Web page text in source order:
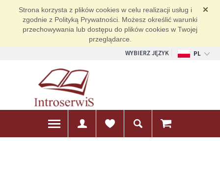
Strona korzysta z plików cookies w celu realizacji usług i
zgodnie z Polityką Prywatności. Możesz określić warunki
przechowywania lub dostępu do plików cookies w Twojej
przeglądarce.
WYBIERZ JĘZYK
PL